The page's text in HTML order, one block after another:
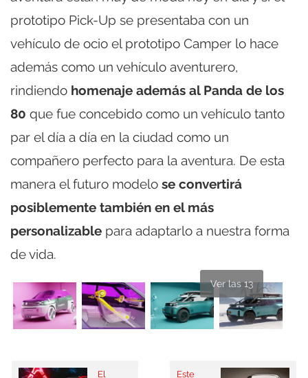
prototipo Pick-Up se presentaba con un
vehículo de ocio el prototipo Camper lo hace
además como un vehículo aventurero,
rindiendo homenaje además al Panda de los
80 que fue concebido como un vehículo tanto
par el día a día en la ciudad como un
compañero perfecto para la aventura. De esta
manera el futuro modelo se convertirá
posiblemente también en el más
personalizable para adaptarlo a nuestra forma
de vida.
Ver las 13
El Este